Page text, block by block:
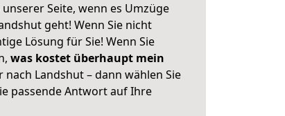
unserer Seite, wenn es Umzüge
geht! Wenn Sie nicht
Lösung für Sie! Wenn Sie
was kostet überhaupt mein
Landshut – dann wählen Sie
passende Antwort auf Ihre